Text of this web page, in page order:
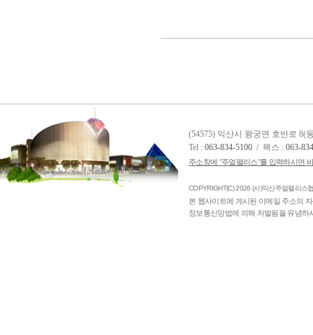
(54575) 익산시 왕궁면 호반로 8(
Tel : 063-834-5100 / 팩스 : 063-
주소창에 "주얼팰리스"를 입력하시면
COPYRIGHT(C) 2026 (사)익산주얼팰리스
본 웹사이트에 게시된 이메일 주소의
정보통신망법에 의해 처벌됨을 유념하